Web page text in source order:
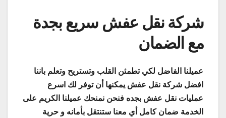
شركة نقل عفش سريع بجدة
مع الضمان
عميلنا الفاضل لكي تطمئن القلب وتستريح وتعلم باننا
افضل شركة نقل عفش يمكنها أن توفر لك اسرع
عمليات نقل عفش بجده فنحن نمنحك عميلنا الكريم على
الخدمة ضمان كامل أي معنا ستنتقل بأمانه و حرية